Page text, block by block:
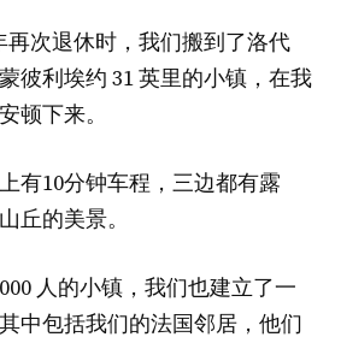
再次退休时，我们搬到了洛代
彼利埃约 31 英里的小镇，在我
顿下来。
有10分钟车程，三边都有露
丘的美景。
人的小镇，我们也建立了一
中包括我们的法国邻居，他们